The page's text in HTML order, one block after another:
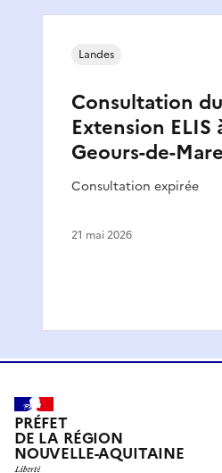
Consultation
Extension ELIS
Geours-de-
Consultation expirée
Landes
21 mai 2026
PRÉFET
DE LA RÉGION
NOUVELLE-AQUITAINE